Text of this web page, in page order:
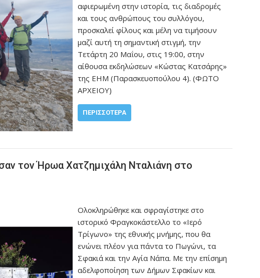
αφιερωμένη στην ιστορία, τις διαδρομές
και τους ανθρώπους του συλλόγου,
προσκαλεί φίλους και μέλη να τιμήσουν
μαζί αυτή τη σημαντική στιγμή, την
Τετάρτη 20 Μαΐου, στις 19:00, στην
αίθουσα εκδηλώσεων «Κώστας Κατσάρης»
της ΕΗΜ (Παρασκευοπούλου 4). (ΦΩΤΟ
ΑΡΧΕΙΟΥ)
ΠΕΡΙΣΣΌΤΕΡΑ
τον Ήρωα Χατζημιχάλη Νταλιάνη στο
Ολοκληρώθηκε και σφραγίστηκε στο
ιστορικό Φραγκοκάστελλο το «Ιερό
Τρίγωνο» της εθνικής μνήμης, που θα
ενώνει πλέον για πάντα το Πωγώνι, τα
Σφακιά και την Αγία Νάπα. Με την επίσημη
αδελφοποίηση των Δήμων Σφακίων και